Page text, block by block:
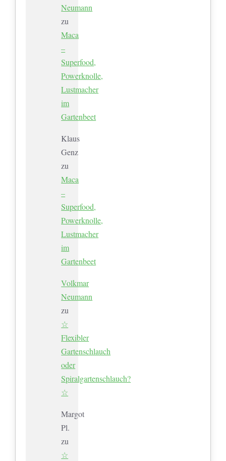
Neumann
zu
Maca
–
Superfood,
Powerknolle,
Lustmacher
im
Gartenbeet
Klaus
Genz
zu
Maca
–
Superfood,
Powerknolle,
Lustmacher
im
Gartenbeet
Volkmar
Neumann
zu
☆
Flexibler
Gartenschlauch
oder
Spiralgartenschlauch?
☆
Margot
Pl.
zu
☆